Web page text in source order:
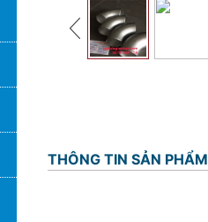
THÔNG TIN SẢN PHẨM